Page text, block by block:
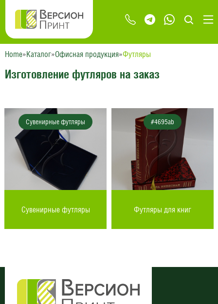
Home»Каталог»Офисная продукция»Футляры
Изготовление футляров на заказ
Сувенирные футляры
Сувенирные футляры
#4695ab
Футляры для книг